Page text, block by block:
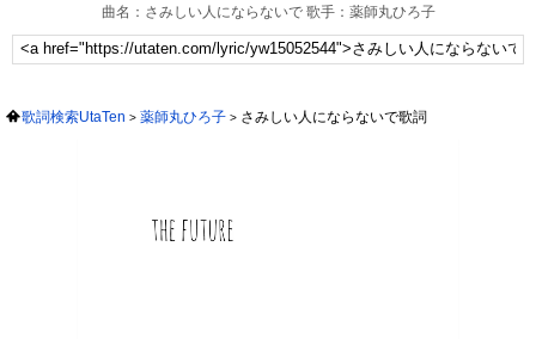
曲名：さみしい人にならないで 歌手：薬師丸ひろ子
歌詞検索UtaTen 薬師丸ひろ子 さみしい人にならないで歌詞